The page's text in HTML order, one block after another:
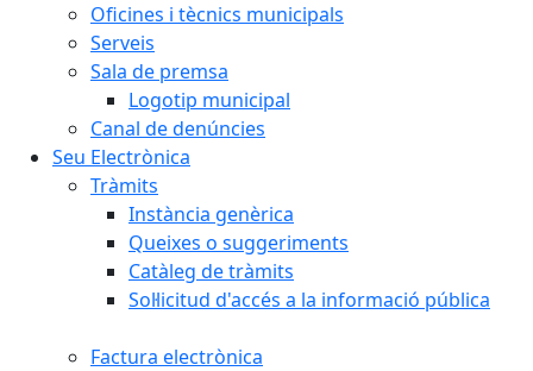
Oficines i tècnics municipals
Serveis
Sala de premsa
Logotip municipal
Canal de denúncies
Seu Electrònica
Tràmits
Instància genèrica
Queixes o suggeriments
Catàleg de tràmits
Sol·licitud d'accés a la informació pública
Factura electrònica